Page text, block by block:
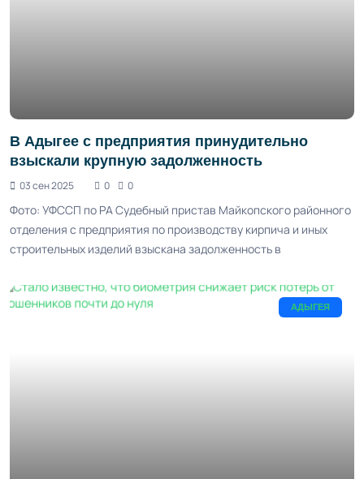
В Адыгее с предприятия принудительно
взыскали крупную задолженность
03 сен 2025 0 0
Фото: УФССП по РА Судебный пристав Майкопского районного
отделения с предприятия по производству кирпича и иных
строительных изделий взыскана задолженность в
АДЫГЕЯ